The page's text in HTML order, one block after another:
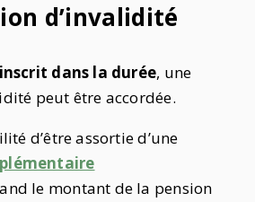
d’invalidité
dans la durée, une
peut être accordée.
d’être assortie d’une
le montant de la pension